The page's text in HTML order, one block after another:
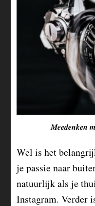
Meedenken
Wel is het
je passie naar
natuurlijk als je
Instagram. Verder